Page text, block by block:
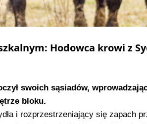
Hodowca krowi z
swoich sąsiadów,
bloku.
i rozprzestrzeniający się zapach